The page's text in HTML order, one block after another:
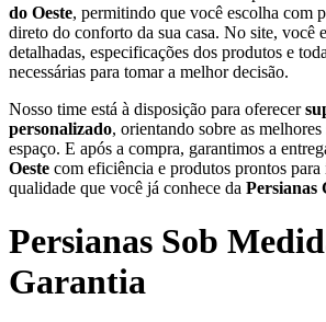
do Oeste, permitindo que você escolha com
direto do conforto da sua casa. No site, você
detalhadas, especificações dos produtos e
necessárias para tomar a melhor decisão.
Nosso time está à disposição para oferecer
personalizado, orientando sobre as
espaço. E após a compra, garantimos a
Oeste com eficiência e produtos prontos para
qualidade que você já conhece da Persianas
Persianas Sob
Garantia